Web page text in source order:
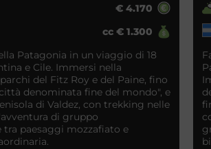
€ 4.170
cc€ 1.300
Patagonia in un viaggio di 18
e Cile. Immersi nella
del Fitz Roy e del Paine, fino
denominata fine del mondo", e
di Valdez, con trekking nelle
di gruppo
paesaggi mozzafiato e